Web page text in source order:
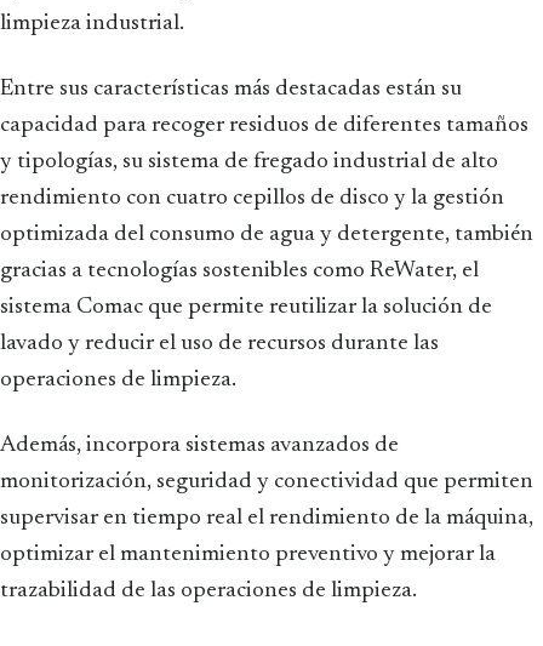
limpieza industrial.
Entre sus características más destacadas están su
capacidad para recoger residuos de diferentes tamaños
y tipologías, su sistema de fregado industrial de alto
rendimiento con cuatro cepillos de disco y la gestión
optimizada del consumo de agua y detergente, también
gracias a tecnologías sostenibles como ReWater, el
sistema Comac que permite reutilizar la solución de
lavado y reducir el uso de recursos durante las
operaciones de limpieza.
Además, incorpora sistemas avanzados de
monitorización, seguridad y conectividad que permiten
supervisar en tiempo real el rendimiento de la máquina,
optimizar el mantenimiento preventivo y mejorar la
trazabilidad de las operaciones de limpieza.